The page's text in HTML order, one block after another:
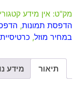
מק"ט: אין מידע
הדפסת תמונות,
במחיר מוזל,
תיאור מידע